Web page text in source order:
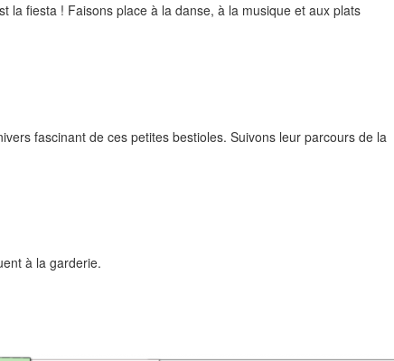
la fiesta ! Faisons place à la danse, à la musique et aux plats
fascinant de ces petites bestioles. Suivons leur parcours de la
à la garderie.